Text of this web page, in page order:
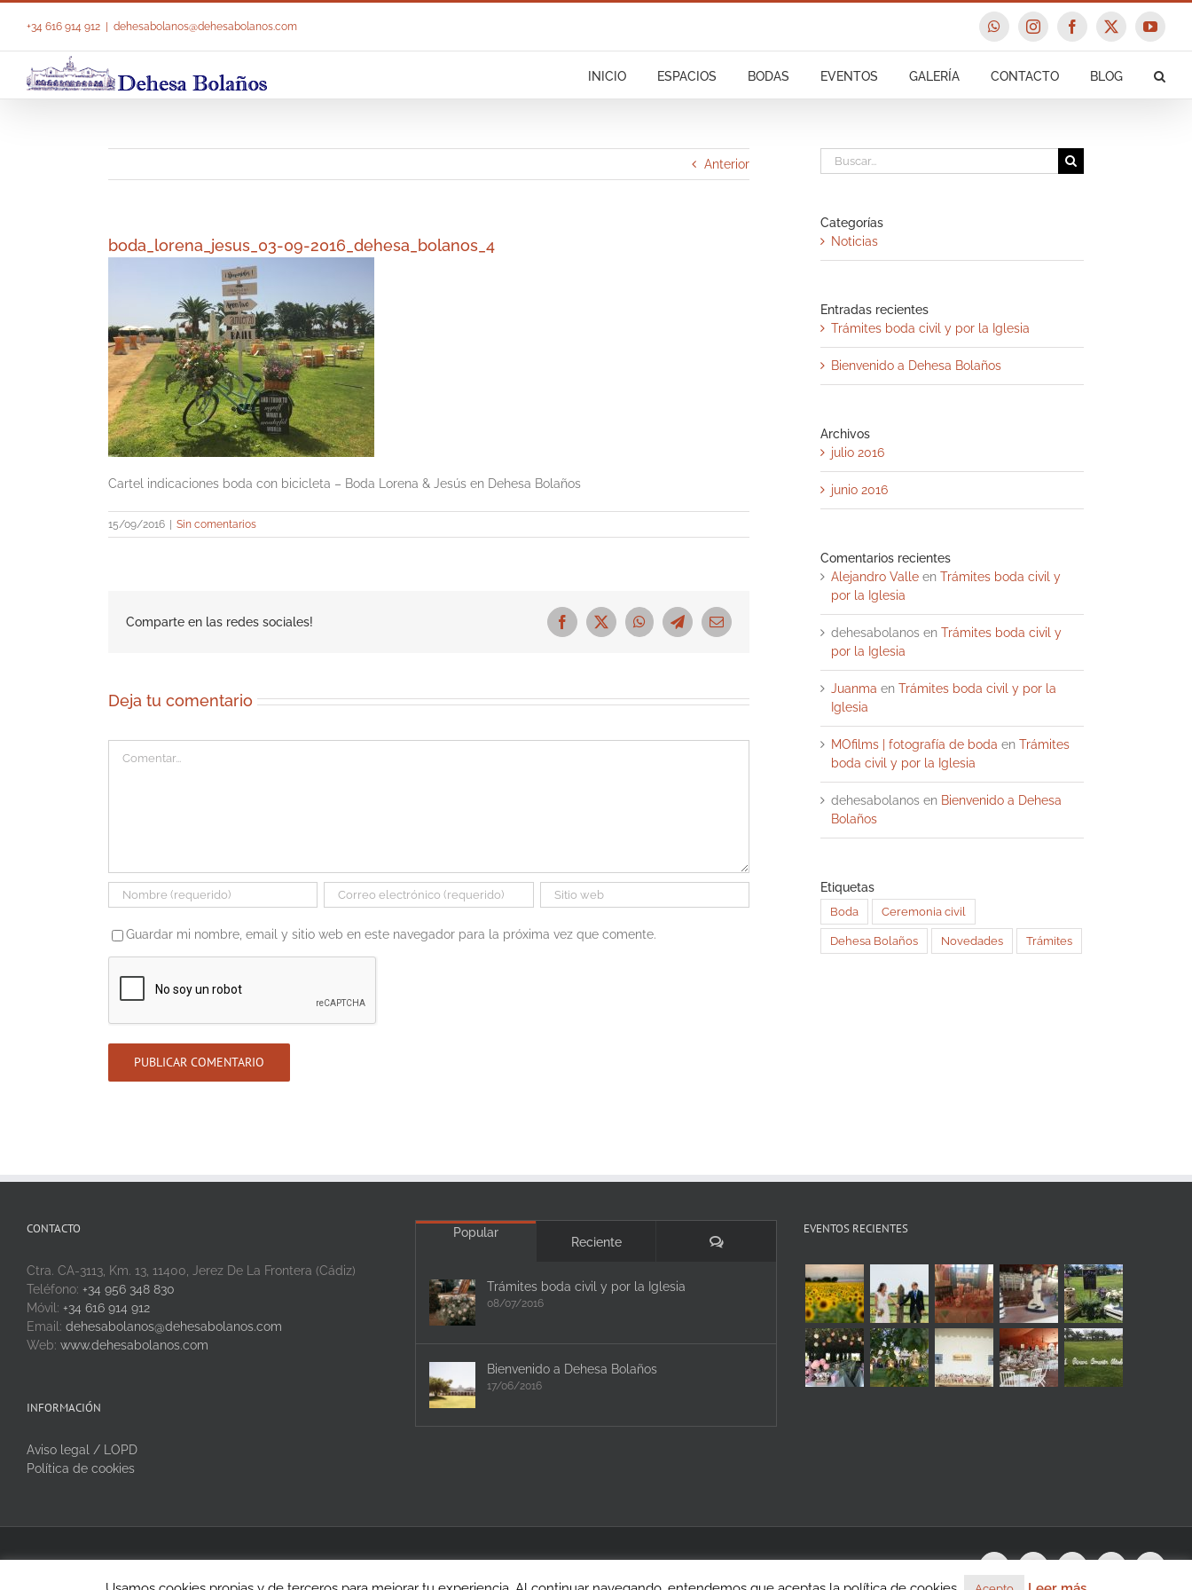
+34 616 914 912 dehesabolanos@dehesabolanos.com WhatsAppInstagramFacebook
X
INICIO ESPACIOS BODAS EVENTOS GALERÍA CONTACTO BLOG
Anterior
boda_lorena_jesus_03-09-2016_dehesa_bolanos_4
Cartel indicaciones boda con bicicleta – Boda Lorena & Jesús en Dehesa Bolaños
15/09/2016 Sin comentarios
Comparte en las redes sociales! Facebook
X WhatsAppTelegramCorreo
electrónico
Deja tu comentario
Guardar mi nombre, email y sitio web en este navegador para la próxima vez que comente.
Buscar:
Categorías
Noticias
Entradas recientes
Trámites boda civil y por la Iglesia
Bienvenido a Dehesa Bolaños
Archivos
julio 2016
junio 2016
Comentarios recientes
Alejandro Valle en Trámites boda civil y
por la Iglesia
dehesabolanos en Trámites boda civil y
por la Iglesia
Juanma en Trámites boda civil y por la
Iglesia
MOfilms | fotografía de boda en Trámites
boda civil y por la Iglesia
dehesabolanos en Bienvenido a Dehesa
Bolaños
Etiquetas
Boda Ceremonia civil
Dehesa Bolaños Novedades Trámites
CONTACTO
Ctra. CA-3113, Km. 13, 11400, Jerez De La Frontera (Cádiz)
Teléfono: +34 956 348 830
Móvil: +34 616 914 912
Email: dehesabolanos@dehesabolanos.com
Web: www.dehesabolanos.com
INFORMACIÓN
Aviso legal / LOPD
Política de cookies
Popular
Reciente Comentarios
Trámites boda civil y por la Iglesia
08/07/2016
Bienvenido a Dehesa Bolaños
17/06/2016
EVENTOS RECIENTES